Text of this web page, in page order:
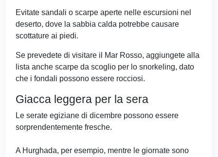
Evitate sandali o scarpe aperte nelle escursioni nel
deserto, dove la sabbia calda potrebbe causare
scottature ai piedi.
Se prevedete di visitare il Mar Rosso, aggiungete alla
lista anche scarpe da scoglio per lo snorkeling, dato
che i fondali possono essere rocciosi.
Giacca leggera per la sera
Le serate egiziane di dicembre possono essere
sorprendentemente fresche.
A Hurghada, per esempio, mentre le giornate sono